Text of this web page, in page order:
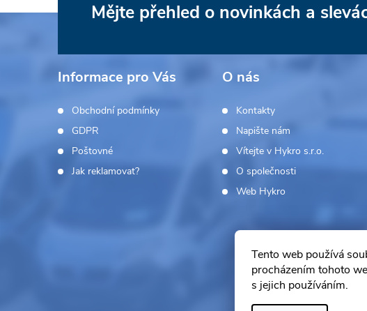
Tento web používá
procházením tohoto
s jejich používáním.
Z
t
Mějte přehled o novinkách a
Informace pro Vás
Obchodní podmínky
GDPR
Poštovné
Jak reklamovat?
O nás
Kontakty
Napište nám
Vítejte v Hykro s.r.o.
O společnosti
Web Hykro